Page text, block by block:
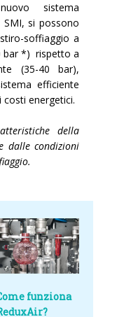
sistema
SMI, si possono
soffiaggio a
bar *) rispetto a
(35-40 bar),
efficiente
energetici.
della
dalle condizioni
funziona